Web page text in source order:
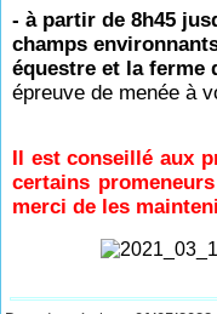
- à partir de 8h45
champs
équestre et la ferme
épreuve de menée à
Il est conseillé aux
certains
merci de les